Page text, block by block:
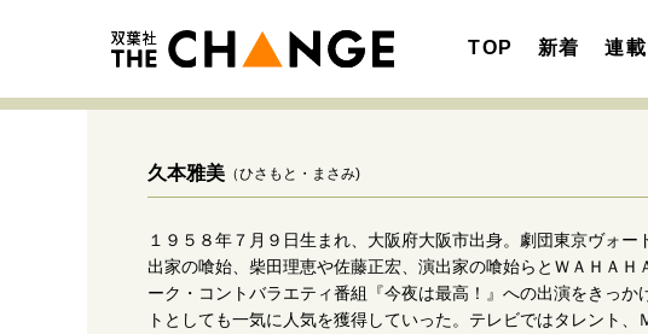
TOP 新着 連載
SPECIAL 注目の記事テーマで探す
サイトの核・哲学 運命を変えた出
久本雅美 （ひさもと・まさみ)
１９５８年７月９日生まれ、大阪府大阪市出身。劇団東京ヴォ
出家の喰始、柴田理恵や佐藤正宏、演出家の喰始らとＷＡＨＡ
ーク・コントバラエティ番組『今夜は最高！』への出演をきっ
トとしても一気に人気を獲得していった。テレビではタレント